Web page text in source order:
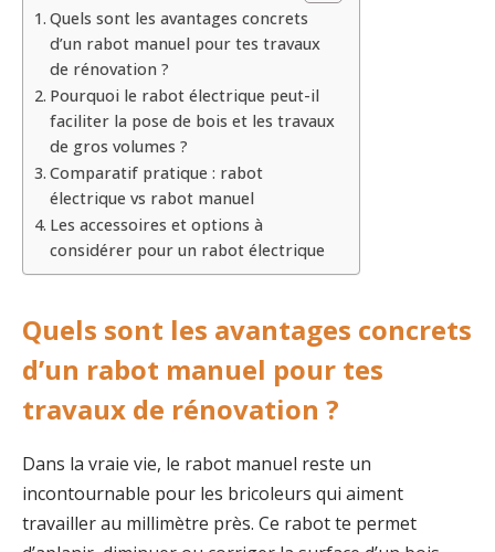
Quels sont les avantages concrets
d’un rabot manuel pour tes travaux
de rénovation ?
Pourquoi le rabot électrique peut-il
faciliter la pose de bois et les travaux
de gros volumes ?
Comparatif pratique : rabot
électrique vs rabot manuel
Les accessoires et options à
considérer pour un rabot électrique
Quels sont les avantages concrets
d’un rabot manuel pour tes
travaux de rénovation ?
Dans la vraie vie, le rabot manuel reste un
incontournable pour les bricoleurs qui aiment
travailler au millimètre près. Ce rabot te permet